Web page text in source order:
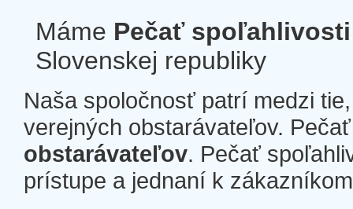
Máme Pečať spoľahlivosti
Slovenskej republiky
Naša spoločnosť patrí medzi
verejných obstarávateľov.
obstarávateľov. Pečať
prístupe a jednaní k